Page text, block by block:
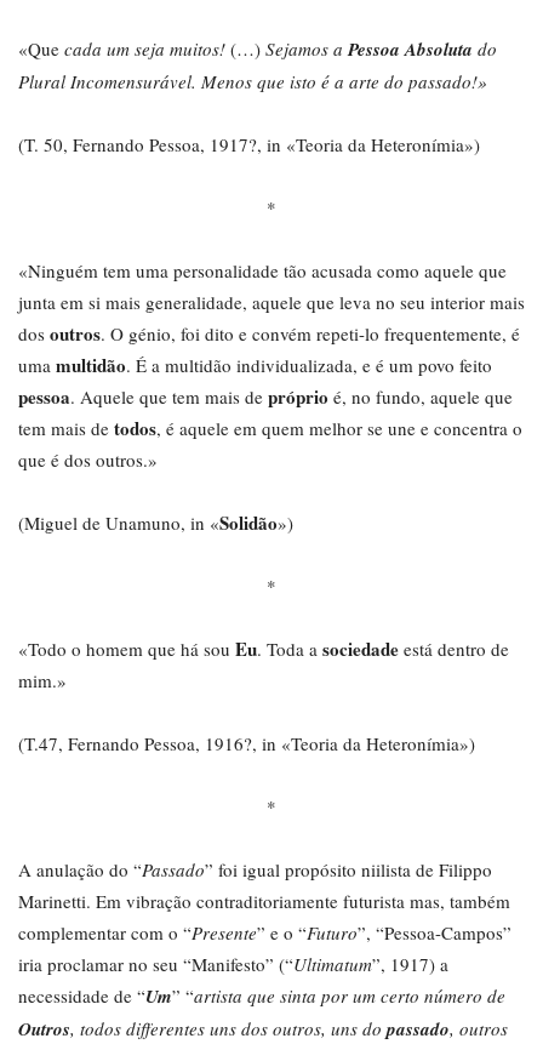
«Que cada um seja muitos! (…) Sejamos aPessoa Absoluta do
Plural Incomensurável. Menos que isto é a arte do passado!»
(T. 50, Fernando Pessoa, 1917?, in «Teoria da Heteronímia»)
*
«Ninguém tem uma personalidade tão acusada como aquele que
junta em si mais generalidade, aquele que leva no seu interior mais
dos outros. O génio, foi dito e convém repeti-lo frequentemente, é
uma multidão. É a multidão individualizada, e é um povo feito
pessoa. Aquele que tem mais de próprio é, no fundo, aquele que
tem mais de todos, é aquele em quem melhor se une e concentra o
que é dos outros.»
(Miguel de Unamuno, in «Solidão»)
*
«Todo o homem que há sou Eu. Toda a sociedade está dentro de
mim.»
(T.47, Fernando Pessoa, 1916?, in «Teoria da Heteronímia»)
*
A anulação do “Passado” foi igual propósito niilista de Filippo
Marinetti. Em vibração contraditoriamente futurista mas, também
complementar com o “Presente” e o “Futuro”, “Pessoa-Campos”
iria proclamar no seu “Manifesto” (“Ultimatum”, 1917) a
necessidade de “Um” “artista que sinta por um certo número de
Outros, todos differentes uns dos outros, uns dopassado, outros